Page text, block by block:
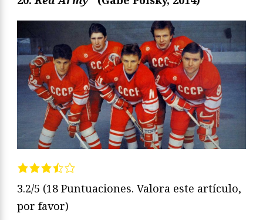
3.2/5 (18 Puntuaciones. Valora este artículo,
por favor)